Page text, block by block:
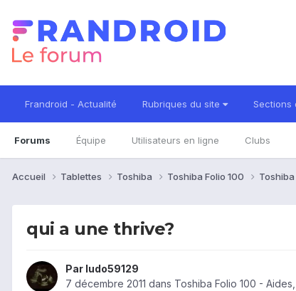
Frandroid - Actualité Rubriques du site Sections
Forums Équipe Utilisateurs en ligne Clubs
Accueil Tablettes Toshiba Toshiba Folio 100
qui a une thrive?
Par ludo59129
7 décembre 2011 dans Toshiba Folio 100 -